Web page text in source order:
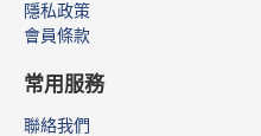
隱私政策
會員條款
常用服務
聯絡我們